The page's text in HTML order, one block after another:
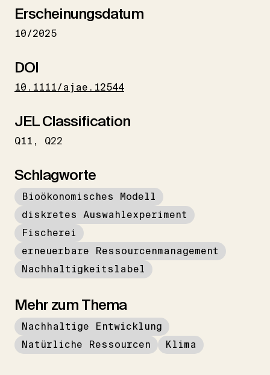
Erscheinungsdatum
10/2025
DOI
10.1111/ajae.12544
JEL Classification
Q11 Q22
Schlagworte
Bioökonomisches Modell
diskretes Auswahlexperiment
Fischerei
erneuerbare Ressourcenmanagement
Nachhaltigkeitslabel
Mehr zum Thema
Nachhaltige Entwicklung
Natürliche Ressourcen
Klima